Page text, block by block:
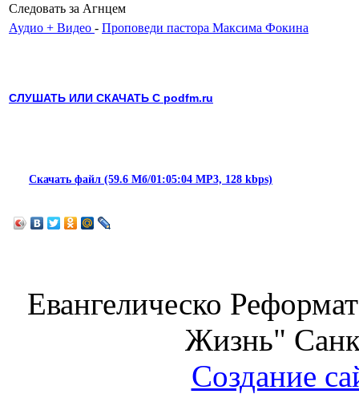
Следовать за Агнцем
Аудио + Видео - Проповеди пастора Максима Фокина
СЛУШАТЬ ИЛИ СКАЧАТЬ С podfm.ru
Скачать файл (59.6 Мб/01:05:04 MP3, 128 kbps)
Евангелическо
Жизнь"
Создание